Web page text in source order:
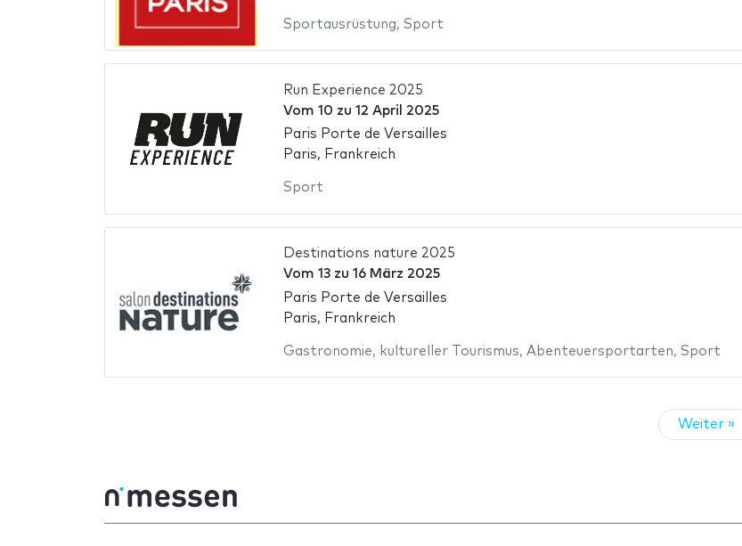
Sportausrüstung, Sport
Run Experience 2025
Vom 10 zu 12 April 2025
Paris Porte de Versailles
Paris, Frankreich
Sport
Destinations nature 2025
Vom 13zu 16 März 2025
Paris Porte de Versailles
Paris, Frankreich
Gastronomie, kultureller Tourismus, Abenteuersportarten, Sport
Weiter »